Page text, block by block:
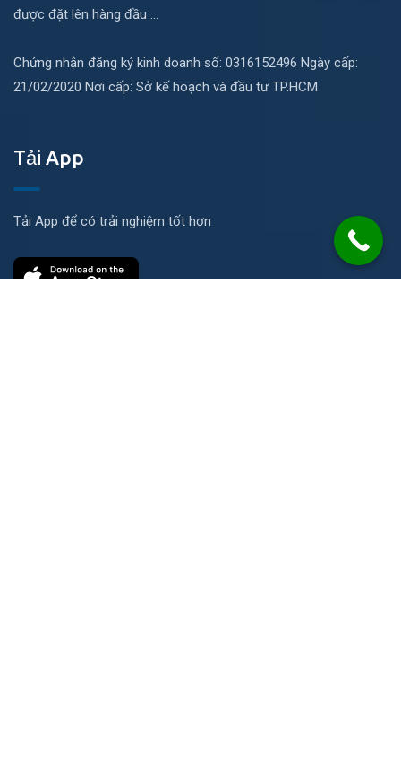
được đặt lên hàng đầu ...
Chứng nhận đăng ký kinh doanh số: 0316152496 Ngày cấp:
21/02/2020 Nơi cấp: Sở kế hoạch và đầu tư TP.HCM
Tải App
Tải App để có trải nghiệm tốt hơn